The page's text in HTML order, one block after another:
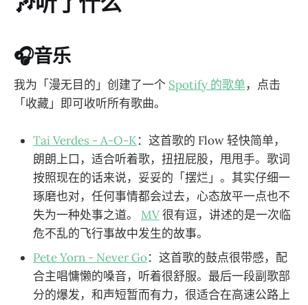
🎧音乐
我为「漫无目的」创建了一个 Spotify 的歌单，点击
「收藏」即可收听所有歌曲。
Tai Verdes - A-O-K：这首歌的 Flow 轻快简单，
朗朗上口，适合听着歌，扭扭屁股，甩甩手。歌词
按照现在的话来说，妥妥的「摆烂」。其实仔细一
琢磨也对，任何事情都会过去，心态放平一点也不
失为一种处事之道。 MV很有逗，讲述的是一次临
危不乱的飞行事故中发生的故事。
Pete Yorn - Never Go：这首歌的鼓点很带感，配
合主唱慵懒的嗓音，听着很舒服。最后一段副歌部
分的爆发，和声短暂而有力，很适合在高速公路上